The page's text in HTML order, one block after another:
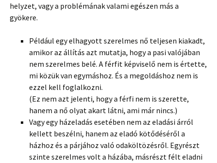
helyzet, vagy a problémának valami egészen más a
gyökere.
Például egy elhagyott szerelmes nő teljesen kiakadt,
amikor az állítás azt mutatja, hogy a pasi valójában
nem szerelmes belé. A férfit képviselő nem is értette,
mi közük van egymáshoz. És a megoldáshoz nem is
ezzel kell foglalkozni.
(Ez nem azt jelenti, hogy a férfi nem is szerette,
hanem a nő olyat akart látni, ami már nincs.)
Vagy egy házeladás esetében nem az eladási árról
kellett beszélni, hanem az eladó kötődéséről a
házhoz és a párjához való odaköltözésről. Egyrészt
szinte szerelmes volt a házába, másrészt félt eladni